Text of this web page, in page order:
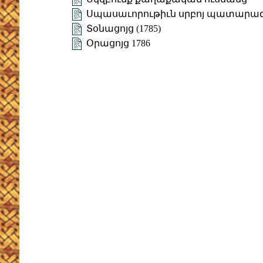
Սպասաւորութիւն սրբոյ
Տօնացոյց (1785)
Օրացոյց 1786